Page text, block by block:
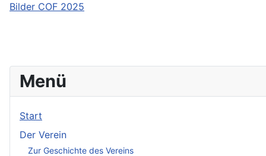
Bilder COF 2025
Menü
Start
Der Verein
Zur Geschichte des Vereins